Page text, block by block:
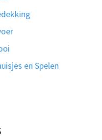
en Spelen